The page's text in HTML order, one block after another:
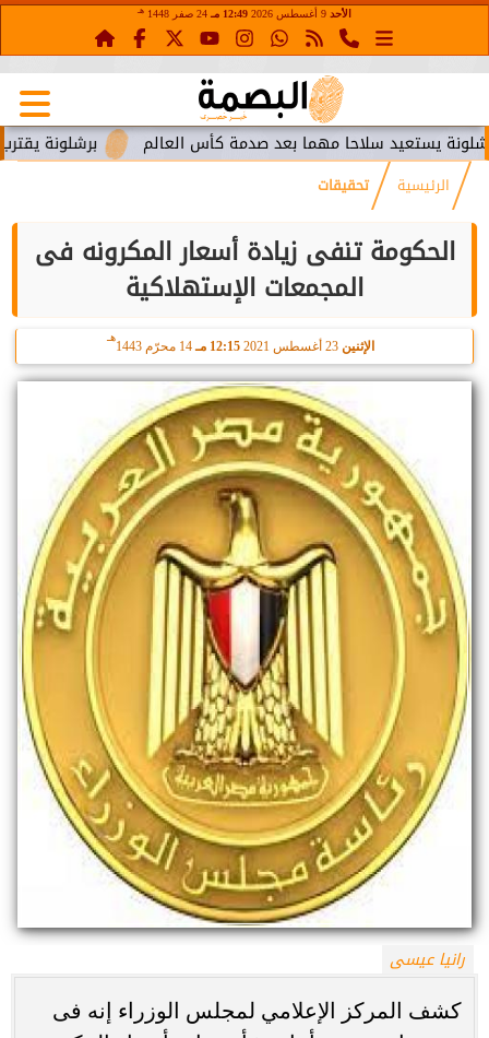
الأحد 12:49 مـ 24 صفر 1448 هـ
برشلونة يقترب من سلاحا مهما بعد صدمة كأس العالم
الرئيسية تحقيقات
الحكومة تنفى زيادة أسعار المكرونه فى
المجمعات الإستهلاكية
الإثنين 23 أغسطس 2021 12:15 مـ 14 محرّم 1443
هـ
رانيا عيسى
كشف المركز الإعلامي لمجلس الوزراء إنه فى